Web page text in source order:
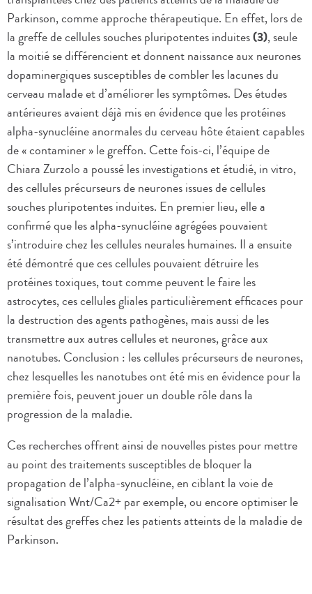
Parkinson, comme approche thérapeutique. En effet, lors de
la greffe de cellules souches pluripotentes induites(3), seule
la moitié se différencient et donnent naissance aux neurones
dopaminergiques susceptibles de combler les lacunes du
cerveau malade et d’améliorer les symptômes. Des études
antérieures avaient déjà mis en évidence que les protéines
alpha-synucléine anormales du cerveau hôte étaient capables
de « contaminer » le greffon. Cette fois-ci, l’équipe de
Chiara Zurzolo a poussé les investigations et étudié, in vitro,
des cellules précurseurs de neurones issues de cellules
souches pluripotentes induites. En premier lieu, elle a
confirmé que les alpha-synucléine agrégées pouvaient
s’introduire chez les cellules neurales humaines. Il a ensuite
été démontré que ces cellules pouvaient détruire les
protéines toxiques, tout comme peuvent le faire les
astrocytes, ces cellules gliales particulièrement efficaces pour
la destruction des agents pathogènes, mais aussi de les
transmettre aux autres cellules et neurones, grâce aux
nanotubes. Conclusion : les cellules précurseurs de neurones,
chez lesquelles les nanotubes ont été mis en évidence pour la
première fois, peuvent jouer un double rôle dans la
progression de la maladie.
Ces recherches offrent ainsi de nouvelles pistes pour mettre
au point des traitements susceptibles de bloquer la
propagation de l’alpha-synucléine, en ciblant la voie de
signalisation Wnt/Ca2+ par exemple, ou encore optimiser le
résultat des greffes chez les patients atteints de la maladie de
Parkinson.